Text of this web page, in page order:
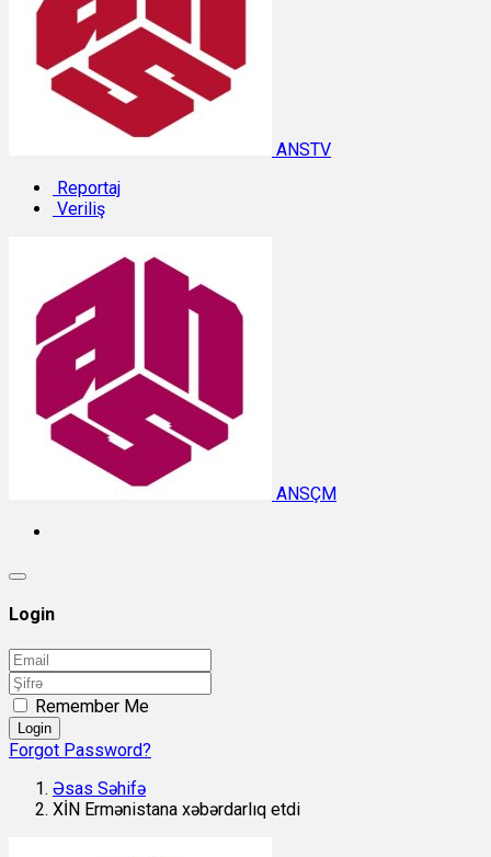
ANSTV
Reportaj
Veriliş
ANSÇM
Login
Remember Me
Login
Forgot Password?
Əsas Səhifə
XİN Ermənistana xəbərdarlıq etdi